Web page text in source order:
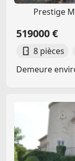
Prestige
519000 €
8 pièces
Demeure